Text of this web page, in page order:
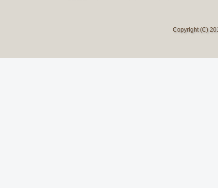
Copyright (C)